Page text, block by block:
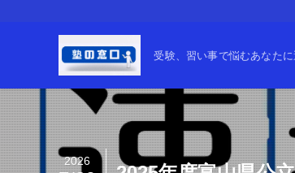
受験、習い事で悩むあなた
2026